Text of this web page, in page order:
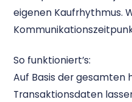
eigenen Kaufrhythmus.
So funktioniert’s:
Auf Basis der gesamten
Transaktionsdaten